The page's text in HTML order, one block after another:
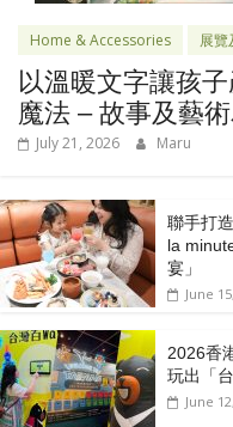
Home & Accessories 展覽
以溫暖文字讓孩
魔法 – 故事及藝
July 21, 2026 Maru
聯手打
la
宴」
June
2026香
玩出「
June